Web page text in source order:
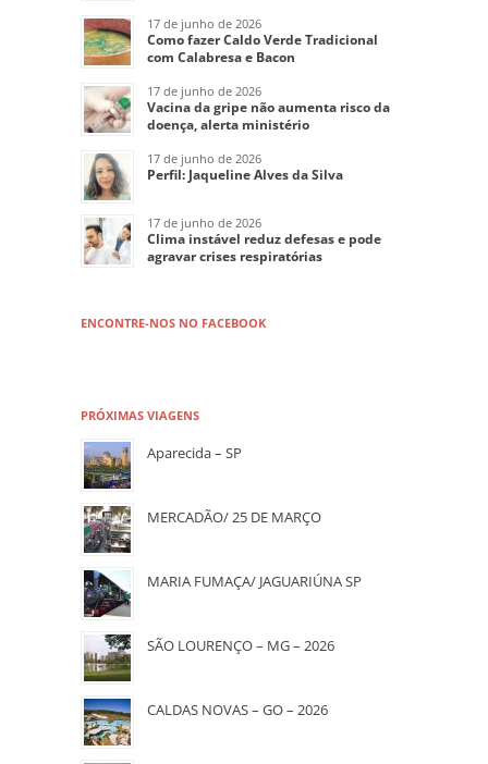
17 de junho de 2026
Como fazer Caldo Verde Tradicional
com Calabresa e Bacon
17 de junho de 2026
Vacina da gripe não aumenta risco da
doença, alerta ministério
17 de junho de 2026
Perfil: Jaqueline Alves da Silva
17 de junho de 2026
Clima instável reduz defesas e pode
agravar crises respiratórias
ENCONTRE-NOS NO FACEBOOK
PRÓXIMAS VIAGENS
Aparecida – SP
MERCADÃO/ 25 DE MARÇO
MARIA FUMAÇA/ JAGUARIÚNA SP
SÃO LOURENÇO – MG – 2026
CALDAS NOVAS – GO – 2026